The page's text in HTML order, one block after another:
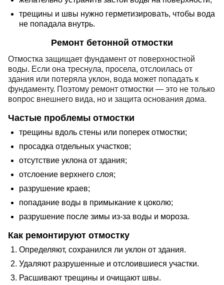
трещины и швы нужно герметизировать, чтобы вода
не попадала внутрь.
Ремонт бетонной отмостки
Отмостка защищает фундамент от поверхностной
воды. Если она треснула, просела, отслоилась от
здания или потеряла уклон, вода может попадать к
фундаменту. Поэтому ремонт отмостки — это не только
вопрос внешнего вида, но и защита основания дома.
Частые проблемы отмостки
трещины вдоль стены или поперек отмостки;
просадка отдельных участков;
отсутствие уклона от здания;
отслоение верхнего слоя;
разрушение краев;
попадание воды в примыкание к цоколю;
разрушение после зимы из-за воды и мороза.
Как ремонтируют отмостку
Определяют, сохранился ли уклон от здания.
Удаляют разрушенные и отслоившиеся участки.
Расшивают трещины и очищают швы.